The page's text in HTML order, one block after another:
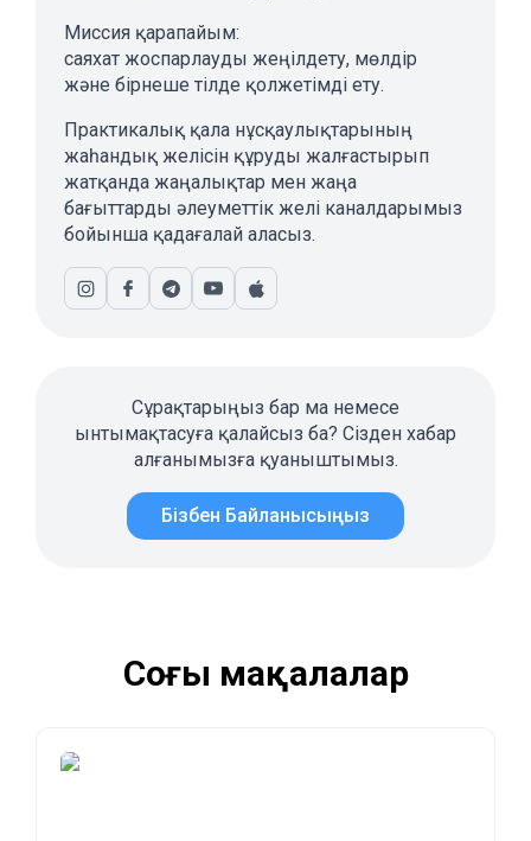
Миссия қарапайым:
саяхат жоспарлауды жеңілдету, мөлдір
және бірнеше тілде қолжетімді ету.
Практикалық қала нұсқаулықтарының
жаһандық желісін құруды жалғастырып
жатқанда жаңалықтар мен жаңа
бағыттарды әлеуметтік желі каналдарымыз
бойынша қадағалай аласыз.
Сұрақтарыңыз бар ма немесе
ынтымақтасуға қалайсыз ба? Сізден хабар
алғанымызға қуаныштымыз.
Бізбен Байланысыңыз
Соңғы мақалалар